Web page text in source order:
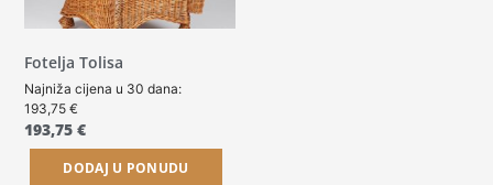
Fotelja Tolisa
Najniža cijena u 30 dana:
193,75€
193,75€
DODAJ U PONUDU